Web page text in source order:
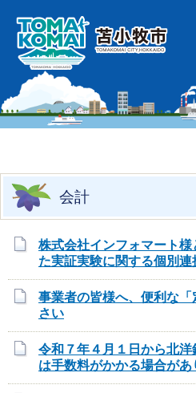
会計
株式会社インフォマート
た実証実験に関する個別連
事業者の皆様へ、便利な
さい
令和７年４月１日から北
は手数料がかかる場合があ